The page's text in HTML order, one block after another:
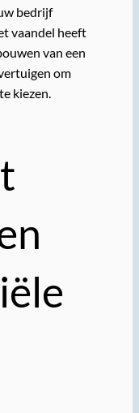
bedrijf
vaandel heeft
van een
om
kiezen.